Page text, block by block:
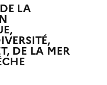
LA
DE LA MER